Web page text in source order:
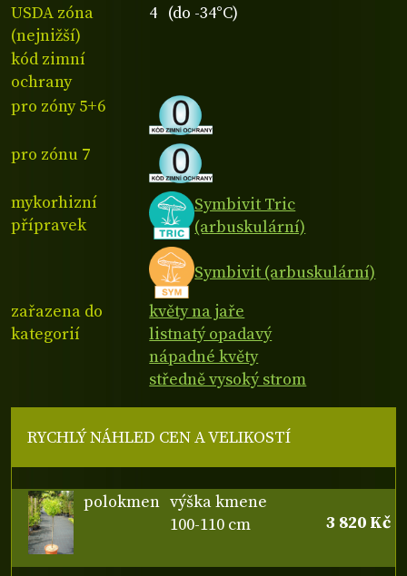
USDA zóna
(nejnižší)
4 (do -34°C)
kód zimní
ochrany
pro zóny 5+6
pro zónu 7
mykorhizní
přípravek
Symbivit Tric
(arbuskulární)
Symbivit (arbuskulární)
zařazena do
kategorií
květy na jaře
listnatý opadavý
nápadné květy
středně vysoký strom
RYCHLÝ NÁHLED CEN A VELIKOSTÍ
polokmen výška kmene
100-110 cm
3 820 Kč